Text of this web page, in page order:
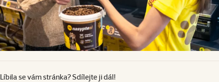
Líbila se vám stránka? Sdílejte ji dál!